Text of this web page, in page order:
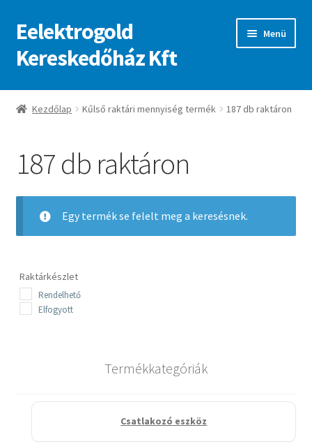
Ugrás
a
navigációhoz
Kilépés
a
tartalomba
Eelektrogold
Kereskedőház Kft
Menü
Kezdőlap
Adatvédelmi irányelvek
ajanlatkeres
Kezdőlap Kűlső raktári mennyiség termék 187 db raktáron
187 db raktáron
Egy termék se felelt meg a keresésnek.
Raktárkészlet
Rendelhető
Elfogyott
Termékkategóriák
Csatlakozó eszköz